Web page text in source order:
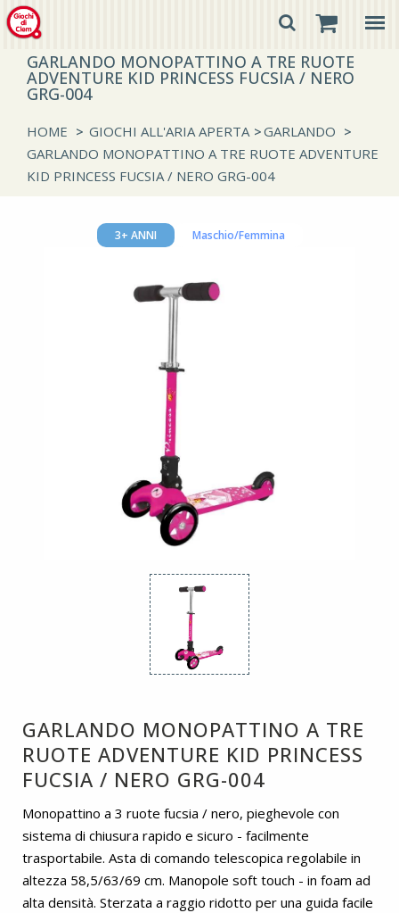
GARLANDO MONOPATTINO A TRE RUOTE
ADVENTURE KID PRINCESS FUCSIA / NERO
GRG-004
HOME > GIOCHI ALL'ARIA APERTA >GARLANDO >
GARLANDO MONOPATTINO A TRE RUOTE ADVENTURE
KID PRINCESS FUCSIA / NERO GRG-004
3+ ANNI Maschio/Femmina
GARLANDO MONOPATTINO A TRE
RUOTE ADVENTURE KID PRINCESS
FUCSIA / NERO GRG-004
Monopattino a 3 ruote fucsia / nero, pieghevole con
sistema di chiusura rapido e sicuro - facilmente
trasportabile. Asta di comando telescopica regolabile in
altezza 58,5/63/69 cm. Manopole soft touch - in foam ad
alta densità. Sterzata a raggio ridotto per una guida facile